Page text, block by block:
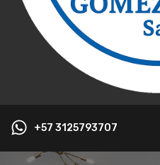
+57 3125793707